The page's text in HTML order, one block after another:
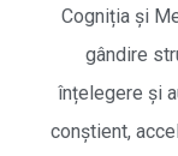
Cogniția și
gândire
înțelegere și
conștient,